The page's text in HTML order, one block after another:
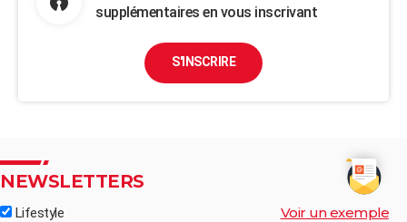
supplémentaires en vous inscrivant
S'INSCRIRE
NEWSLETTERS
Lifestyle Voir un exemple